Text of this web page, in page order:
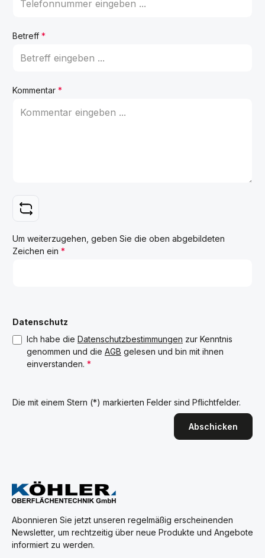
Betreff *
Kommentar *
Um weiterzugehen, geben Sie die oben abgebildeten
Zeichen ein *
Datenschutz
Ich habe die Datenschutzbestimmungen zur Kenntnis
genommen und die AGB gelesen und bin mit ihnen
einverstanden. *
Die mit einem Stern (*) markierten Felder sind Pflichtfelder.
Abschicken
Abonnieren Sie jetzt unseren regelmäßig erscheinenden
Newsletter, um rechtzeitig über neue Produkte und Angebote
informiert zu werden.